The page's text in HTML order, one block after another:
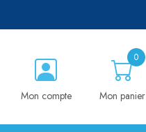
Mon compte Mon panier
0